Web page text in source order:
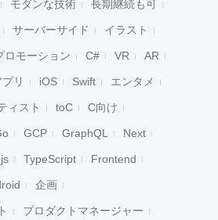
モダンな技術 長期継続も可
サーバーサイド イラスト
ロモーション C# VR AR
リ iOS Swift エンタメ
ィスト toC C向け
GCP GraphQL Next
TypeScript Frontend
企画
プロダクトマネージャー